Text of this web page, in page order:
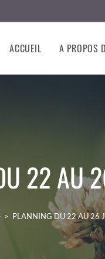
ACCUEIL A PROPOS
22 AU
> PLANNING DU 22 AU 26